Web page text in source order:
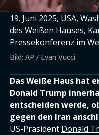
19. Juni 2025, USA,
des Weißen Hauses,
Pressekonferenz im
Bild: AP / Evan Vucci
Das Weiße Haus hat
Donald Trump
entscheiden werde,
gegen den Iran
US-Präsident Donald